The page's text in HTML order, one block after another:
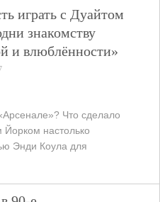
играть с Дуайтом
знакомству
и влюблённости»
Что сделало
настолько
Энди Коула для